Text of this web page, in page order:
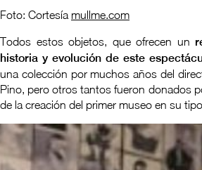
Foto: Cortesía mullme.com
Todos estos objetos, que ofrecen un
historia y evolución de este
una colección por muchos años del
Pino, pero otros tantos fueron donados
de la creación del primer museo en su